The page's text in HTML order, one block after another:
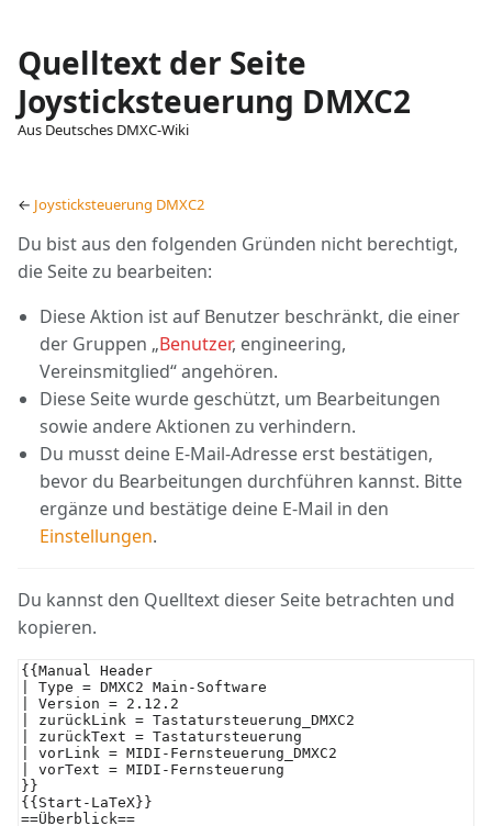
Quelltext der Seite
Joysticksteuerung DMXC2
Aus Deutsches DMXC-Wiki
← Joysticksteuerung DMXC2
Du bist aus den folgenden Gründen nicht berechtigt,
die Seite zu bearbeiten:
Diese Aktion ist auf Benutzer beschränkt, die einer
der Gruppen „Benutzer, engineering,
Vereinsmitglied“ angehören.
Diese Seite wurde geschützt, um Bearbeitungen
sowie andere Aktionen zu verhindern.
Du musst deine E-Mail-Adresse erst bestätigen,
bevor du Bearbeitungen durchführen kannst. Bitte
ergänze und bestätige deine E-Mail in den
Einstellungen.
Du kannst den Quelltext dieser Seite betrachten und
kopieren.